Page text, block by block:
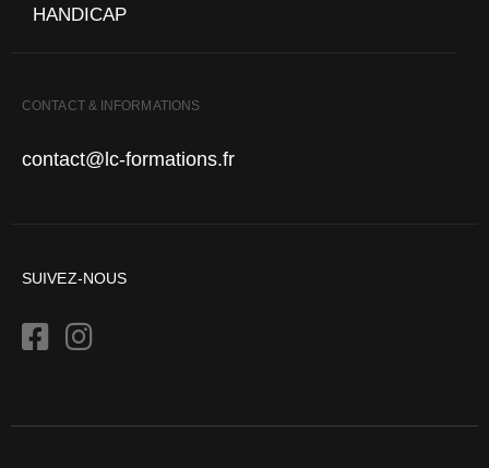
HANDICAP
CONTACT & INFORMATIONS
contact@lc-formations.fr
SUIVEZ-NOUS